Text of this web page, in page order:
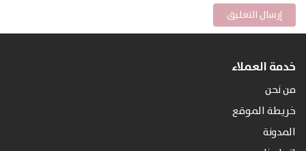
خدمة العملاء
من نحن
خريطة الموقع
المدونة